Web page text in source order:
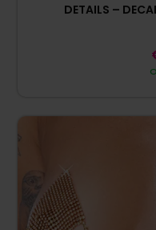
DETAILS –